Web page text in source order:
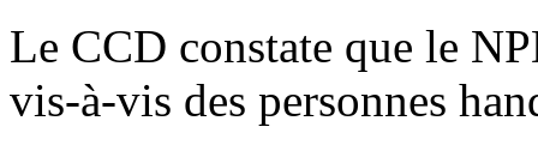
Le CCD constate que le
vis-à-vis des personnes